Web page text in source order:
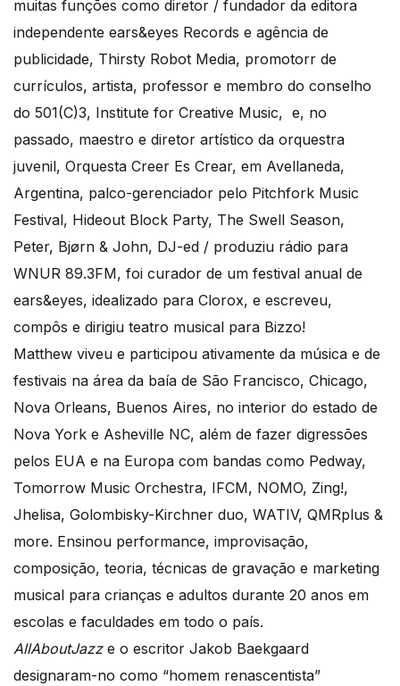
muitas funções como diretor / fundador da editora
independente ears&eyes Records e agência de
publicidade, Thirsty Robot Media, promotorr de
currículos, artista, professor e membro do conselho
do 501(C)3, Institute for Creative Music, e, no
passado, maestro e diretor artístico da orquestra
juvenil, Orquesta Creer Es Crear, em Avellaneda,
Argentina, palco-gerenciador pelo Pitchfork Music
Festival, Hideout Block Party, The Swell Season,
Peter, Bjørn & John, DJ-ed / produziu rádio para
WNUR 89.3FM, foi curador de um festival anual de
ears&eyes, idealizado para Clorox, e escreveu,
compôs e dirigiu teatro musical para Bizzo!
Matthew viveu e participou ativamente da música e de
festivais na área da baía de São Francisco, Chicago,
Nova Orleans, Buenos Aires, no interior do estado de
Nova York e Asheville NC, além de fazer digressões
pelos EUA e na Europa com bandas como Pedway,
Tomorrow Music Orchestra, IFCM, NOMO, Zing!,
Jhelisa, Golombisky-Kirchner duo, WATIV, QMRplus &
more. Ensinou performance, improvisação,
composição, teoria, técnicas de gravação e marketing
musical para crianças e adultos durante 20 anos em
escolas e faculdades em todo o país.
AllAboutJazze o escritor Jakob Baekgaard
designaram-no como “homem renascentista”